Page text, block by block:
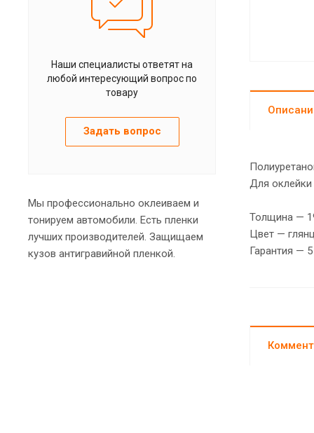
Для
Толщина —
Цвет —
Гарантия —
Наши специалисты ответят на
любой интересующий вопрос по
товару
Задать вопрос
Мы профессионально оклеиваем и
тонируем автомобили. Есть пленки
лучших производителей. Защищаем
кузов антигравийной пленкой.